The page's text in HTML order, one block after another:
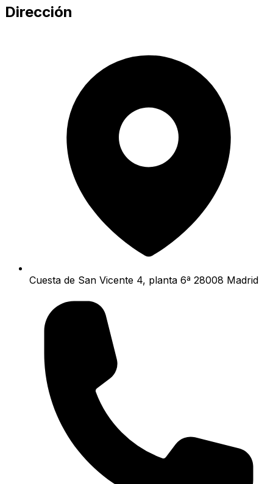
Dirección
Cuesta de San Vicente 4, planta 6ª 28008 Madrid